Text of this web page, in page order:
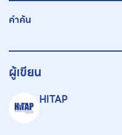
คำค้น
ผู้เขียน
HITAP